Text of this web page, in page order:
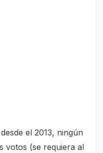
el 2013, ningún
votos (se requiera al